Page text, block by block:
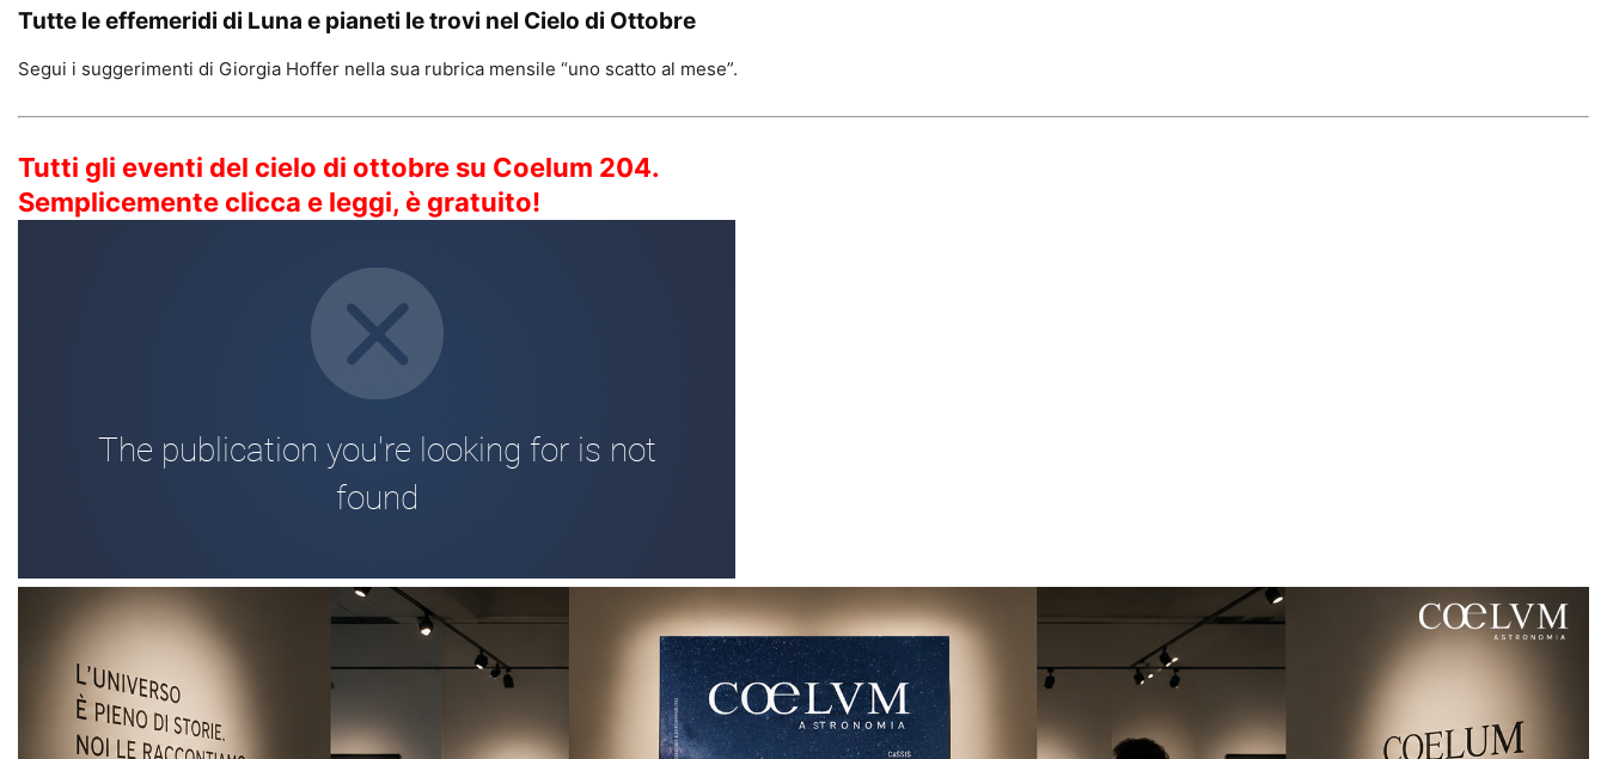
Tutte le effemeridi di Luna e pianeti le trovi nel Cielo di Ottobre
Segui i suggerimenti di Giorgia Hoffer nella sua rubrica mensile “uno scatto al mese”.
Tutti gli eventi del cielo di ottobre su Coelum 204.
Semplicemente clicca e leggi, è gratuito!